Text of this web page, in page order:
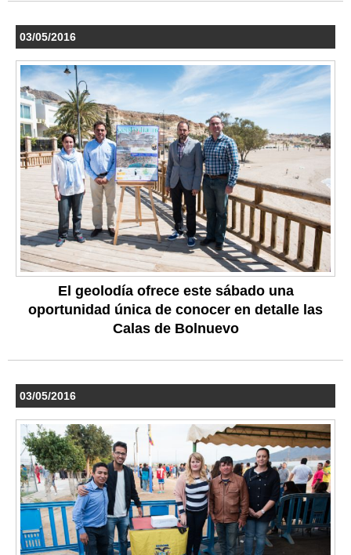
03/05/2016
El geolodía ofrece este sábado una
oportunidad única de conocer en detalle las
Calas de Bolnuevo
03/05/2016